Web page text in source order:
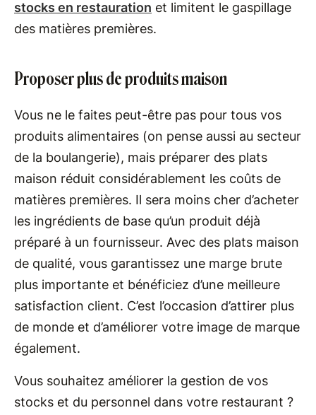
stocks en restauration et limitent le gaspillage
des matières premières.
Proposer plus de produits maison
Vous ne le faites peut-être pas pour tous vos
produits alimentaires (on pense aussi au secteur
de la boulangerie), mais préparer des plats
maison réduit considérablement les coûts de
matières premières. Il sera moins cher d’acheter
les ingrédients de base qu’un produit déjà
préparé à un fournisseur. Avec des plats maison
de qualité, vous garantissez une marge brute
plus importante et bénéficiez d’une meilleure
satisfaction client. C’est l’occasion d’attirer plus
de monde et d’améliorer votre image de marque
également.
Vous souhaitez améliorer la gestion de vos
stocks et du personnel dans votre restaurant ?